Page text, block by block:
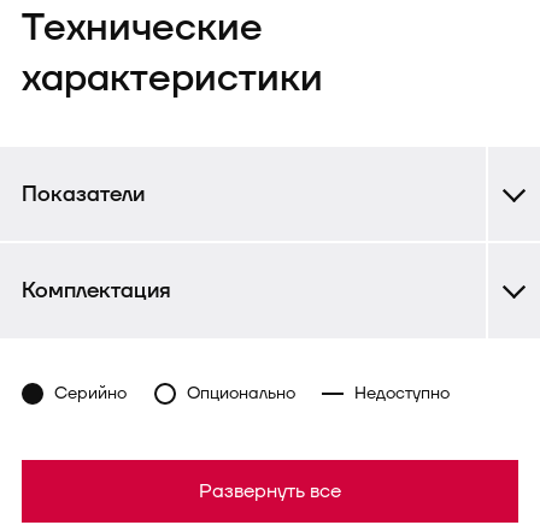
Технические
характеристики
Показатели
Комплектация
Серийно Опционально Недоступно
Развернуть все